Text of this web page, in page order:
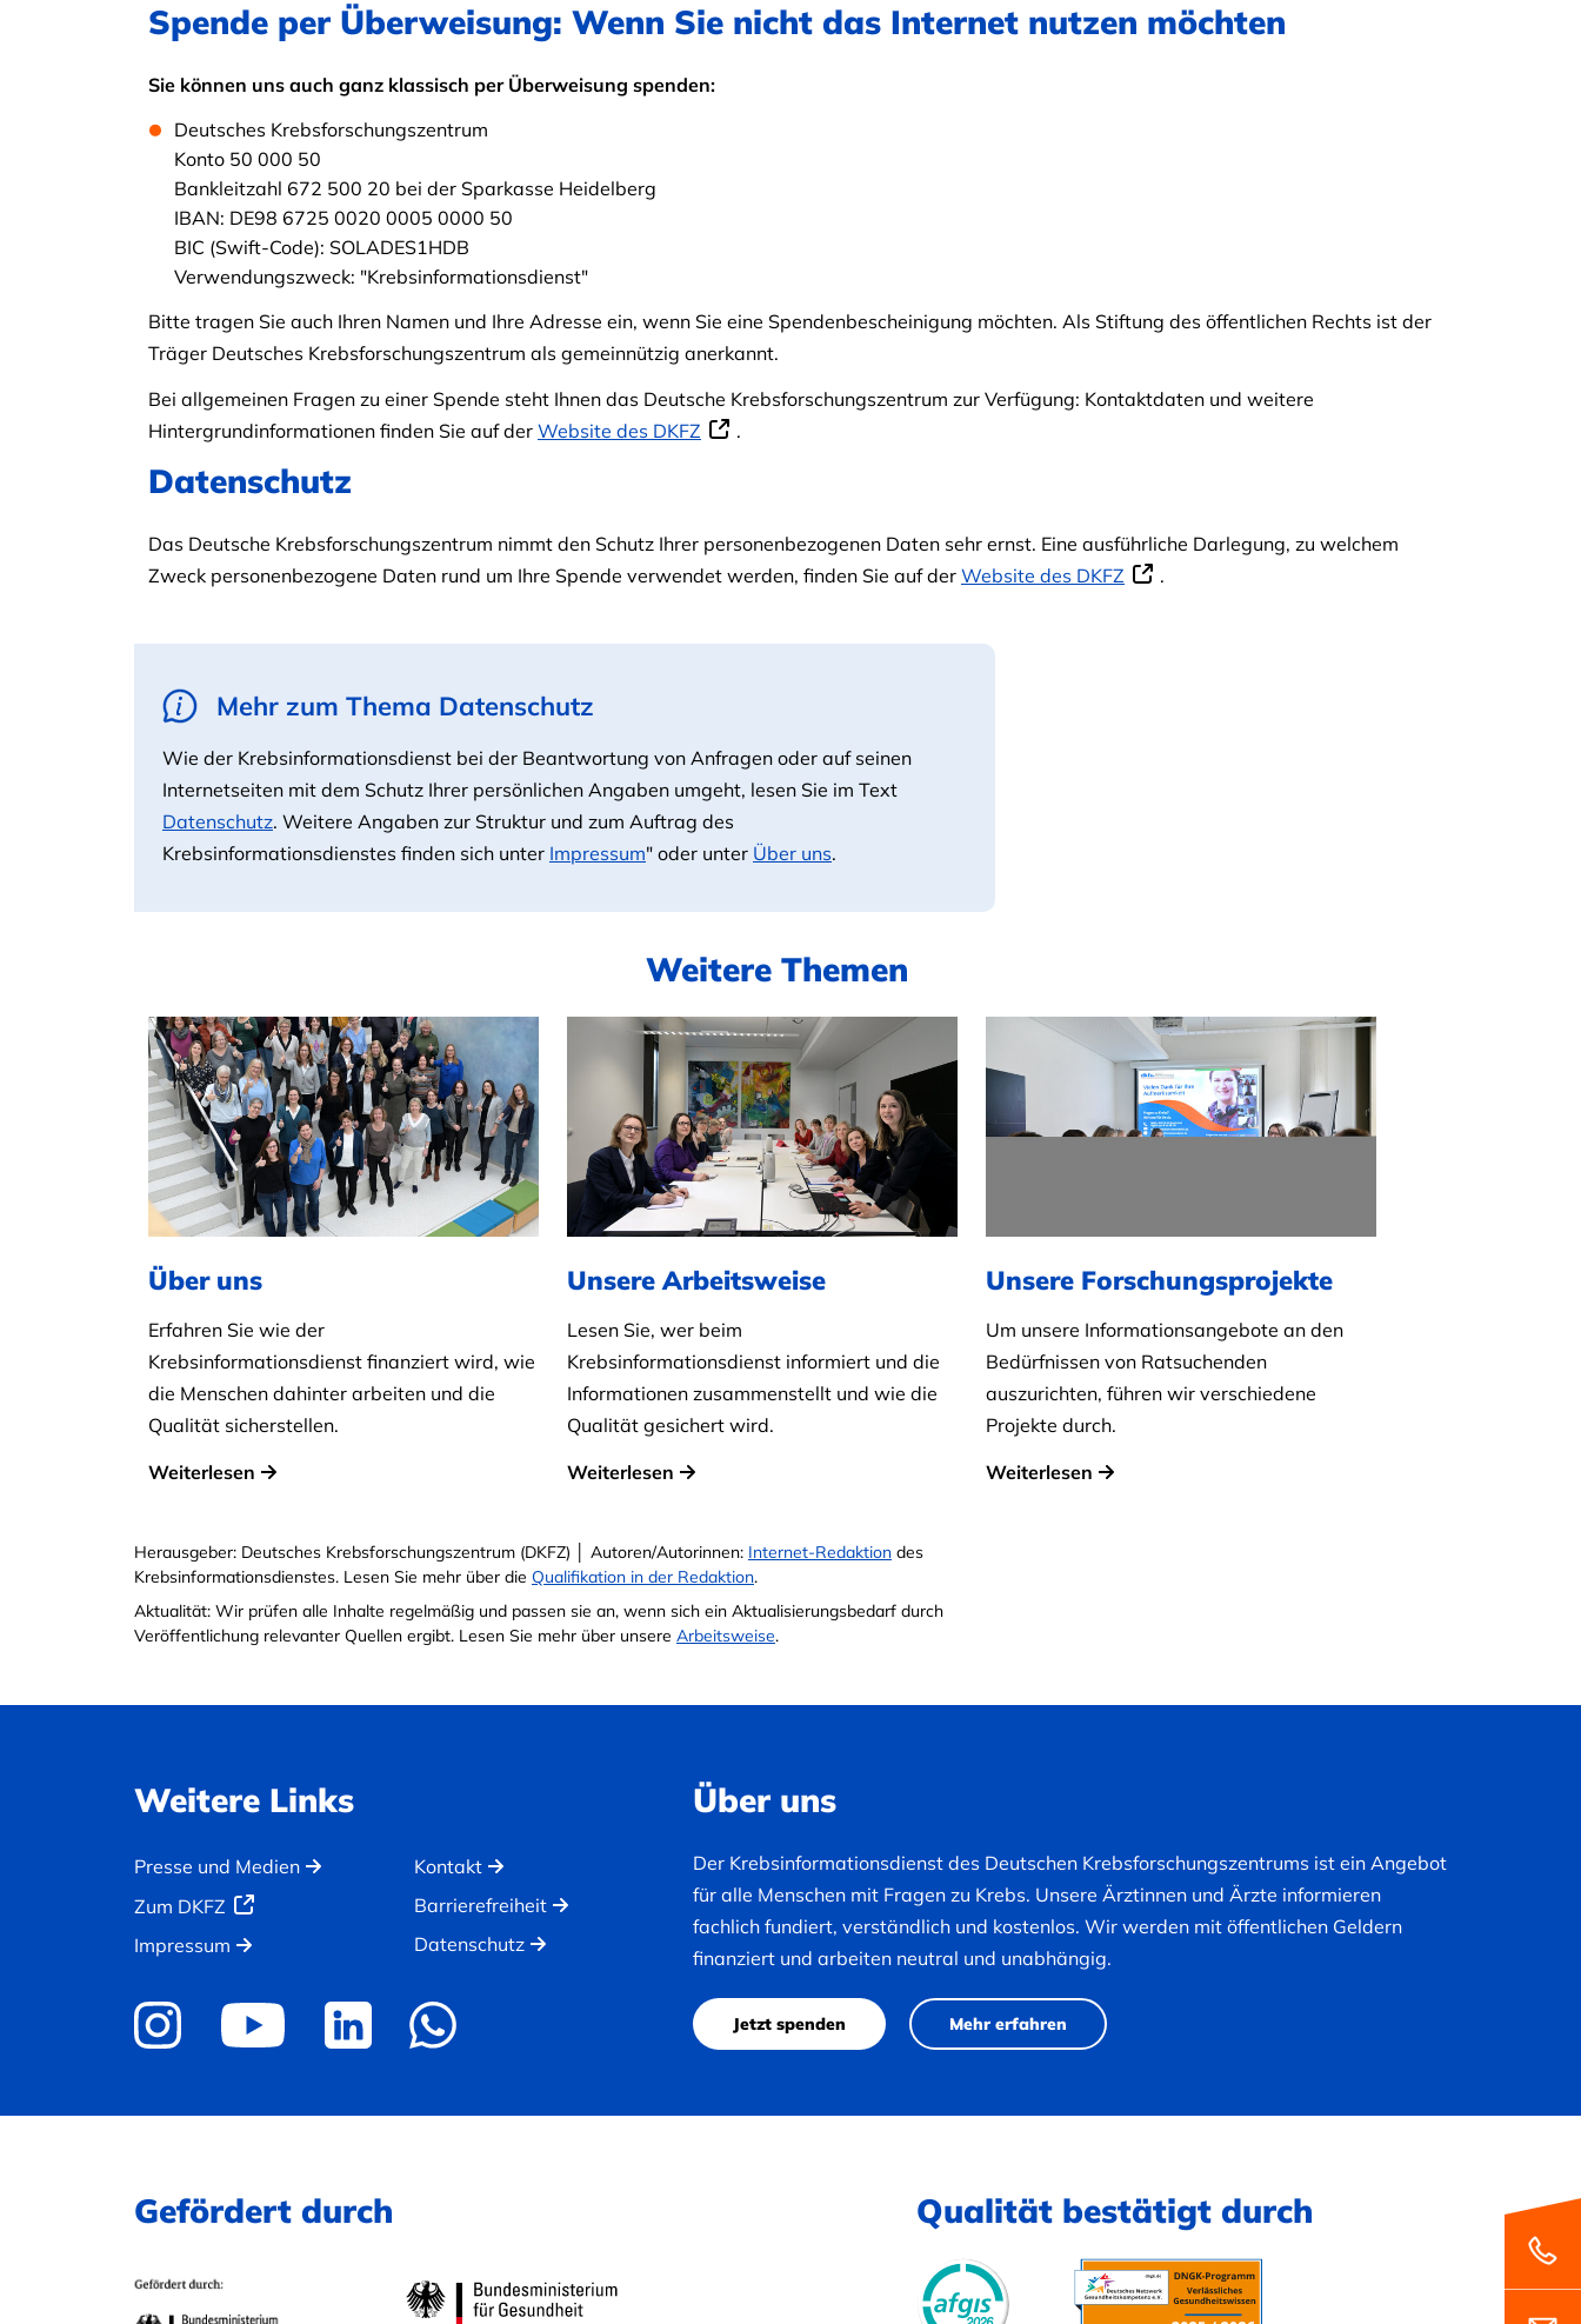
Spende per Überweisung: Wenn Sie nicht das Internet nutzen möchten
Sie können uns auch ganz klassisch per Überweisung spenden:
Deutsches Krebsforschungszentrum
Konto 50 000 50
Bankleitzahl 672 500 20 bei der Sparkasse Heidelberg
IBAN: DE98 6725 0020 0005 0000 50
BIC (Swift-Code): SOLADES1HDB
Verwendungszweck: "Krebsinformationsdienst"
Bitte tragen Sie auch Ihren Namen und Ihre Adresse ein, wenn Sie eine Spendenbescheinigung möchten. Als Stiftung des öffentlichen Rechts ist der
Träger Deutsches Krebsforschungszentrum als gemeinnützig anerkannt.
Bei allgemeinen Fragen zu einer Spende steht Ihnen das Deutsche Krebsforschungszentrum zur Verfügung: Kontaktdaten und weitere
Hintergrundinformationen finden Sie auf der Website des DKFZ .
Datenschutz
Das Deutsche Krebsforschungszentrum nimmt den Schutz Ihrer personenbezogenen Daten sehr ernst. Eine ausführliche Darlegung, zu welchem
Zweck personenbezogene Daten rund um Ihre Spende verwendet werden, finden Sie auf der Website des DKFZ .
Mehr zum Thema Datenschutz
Wie der Krebsinformationsdienst bei der Beantwortung von Anfragen oder auf seinen
Internetseiten mit dem Schutz Ihrer persönlichen Angaben umgeht, lesen Sie im Text
Datenschutz. Weitere Angaben zur Struktur und zum Auftrag des
Krebsinformationsdienstes finden sich unter Impressum" oder unter Über uns.
Weitere Themen
Über uns
Erfahren Sie wie der
Krebsinformationsdienst finanziert wird, wie
die Menschen dahinter arbeiten und die
Qualität sicherstellen.
Weiterlesen
Unsere Arbeitsweise
Lesen Sie, wer beim
Krebsinformationsdienst informiert und die
Informationen zusammenstellt und wie die
Qualität gesichert wird.
Weiterlesen
Unsere Forschungsprojekte
Um unsere Informationsangebote an den
Bedürfnissen von Ratsuchenden
auszurichten, führen wir verschiedene
Projekte durch.
Weiterlesen
Herausgeber: Deutsches Krebsforschungszentrum (DKFZ) │ Autoren/Autorinnen: Internet-Redaktion des
Krebsinformationsdienstes. Lesen Sie mehr über die Qualifikation in der Redaktion.
Aktualität: Wir prüfen alle Inhalte regelmäßig und passen sie an, wenn sich ein Aktualisierungsbedarf durch
Veröffentlichung relevanter Quellen ergibt. Lesen Sie mehr über unsere Arbeitsweise.
Weitere Links
Presse und Medien
Zum DKFZ
Impressum
Kontakt
Barrierefreiheit
Datenschutz
Über uns
Der Krebsinformationsdienst des Deutschen Krebsforschungszentrums ist ein Angebot
für alle Menschen mit Fragen zu Krebs. Unsere Ärztinnen und Ärzte informieren
fachlich fundiert, verständlich und kostenlos. Wir werden mit öffentlichen Geldern
finanziert und arbeiten neutral und unabhängig.
Jetzt spenden Mehr erfahren
Gefördert durch Qualität bestätigt durch